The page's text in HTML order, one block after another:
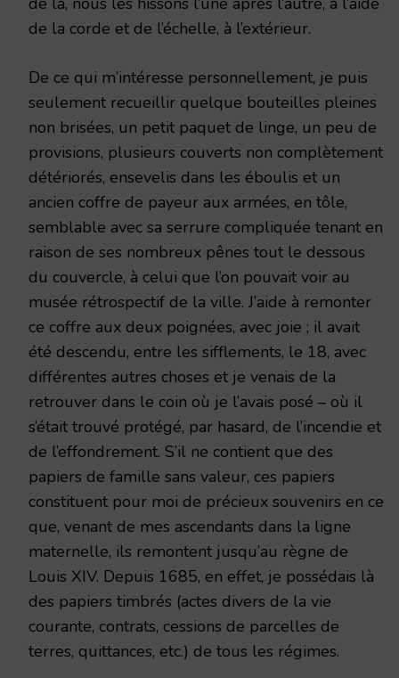
de la corde et de l’échelle, à l’extérieur.
De ce qui m’intéresse personnellement, je puis
seulement recueillir quelque bouteilles pleines
non brisées, un petit paquet de linge, un peu de
provisions, plusieurs couverts non complètement
détériorés, ensevelis dans les éboulis et un
ancien coffre de payeur aux armées, en tôle,
semblable avec sa serrure compliquée tenant en
raison de ses nombreux pênes tout le dessous
du couvercle, à celui que l’on pouvait voir au
musée rétrospectif de la ville. J’aide à remonter
ce coffre aux deux poignées, avec joie ; il avait
été descendu, entre les sifflements, le 18, avec
différentes autres choses et je venais de la
retrouver dans le coin où je l’avais posé – où il
s’était trouvé protégé, par hasard, de l’incendie et
de l’effondrement. S’il ne contient que des
papiers de famille sans valeur, ces papiers
constituent pour moi de précieux souvenirs en ce
que, venant de mes ascendants dans la ligne
maternelle, ils remontent jusqu’au règne de
Louis XIV. Depuis 1685, en effet, je possédais là
des papiers timbrés (actes divers de la vie
courante, contrats, cessions de parcelles de
terres, quittances, etc.) de tous les régimes.